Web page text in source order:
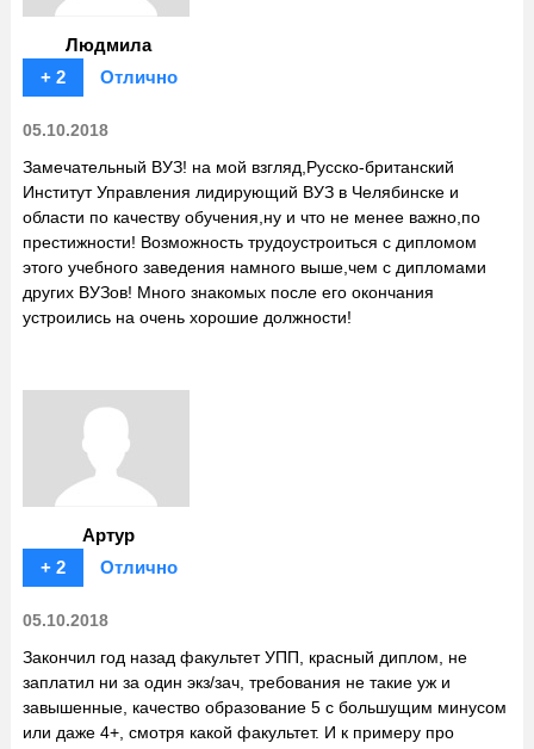
Людмила
+ 2
Отлично
05.10.2018
Замечательный ВУЗ! на мой взгляд,Русско-британский
Институт Управления лидирующий ВУЗ в Челябинске и
области по качеству обучения,ну и что не менее важно,по
престижности! Возможность трудоустроиться с дипломом
этого учебного заведения намного выше,чем с дипломами
других ВУЗов! Много знакомых после его окончания
устроились на очень хорошие должности!
Артур
+ 2
Отлично
05.10.2018
Закончил год назад факультет УПП, красный диплом, не
заплатил ни за один экз/зач, требования не такие уж и
завышенные, качество образование 5 с большущим минусом
или даже 4+, смотря какой факультет. И к примеру про